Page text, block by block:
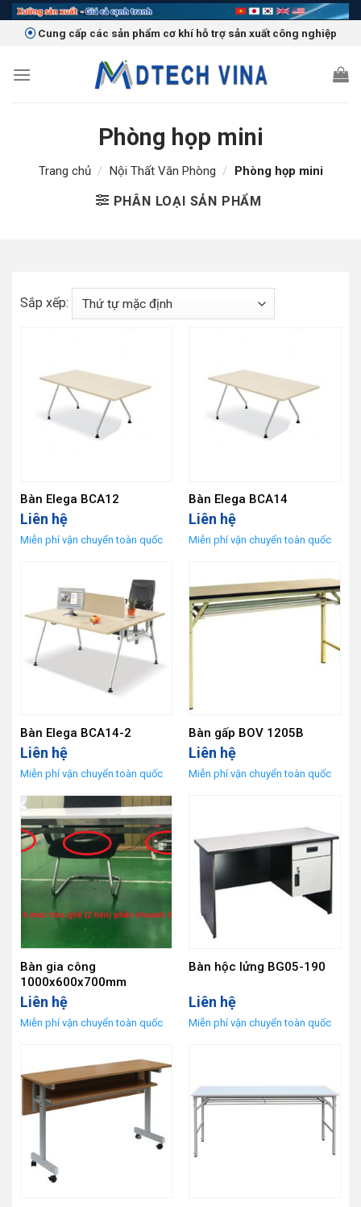
Skip
Cung cấp các sản phẩm cơ khí hỗ trợ sản xuất công nghiệp
Phòng họp mini
Trang chủ / Nội Thất Văn Phòng / Phòng họp mini
PHÂN LOẠI SẢN PHẨM
Sắp xếp:
Bàn Elega BCA12
Liên hệ
Bàn Elega BCA14
Liên hệ
Bàn Elega BCA14-2
Liên hệ
Bàn gấp BOV 1205B
Liên hệ
Bàn gia công
1000x600x700mm
Liên hệ
Bàn hộc lửng BG05-190
Liên hệ